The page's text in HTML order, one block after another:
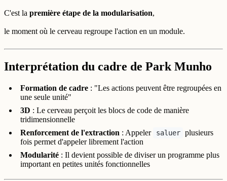
C'est la première étape de la modularisation,
le moment où le cerveau regroupe l'action en un module.
Interprétation du cadre de Park Munho
Formation de cadre : "Les actions peuvent être regroupées en
une seule unité"
3D : Le cerveau perçoit les blocs de code de manière
tridimensionnelle
Renforcement de l'extraction : Appeler saluer plusieurs
fois permet d'appeler librement l'action
Modularité : Il devient possible de diviser un programme plus
important en petites unités fonctionnelles